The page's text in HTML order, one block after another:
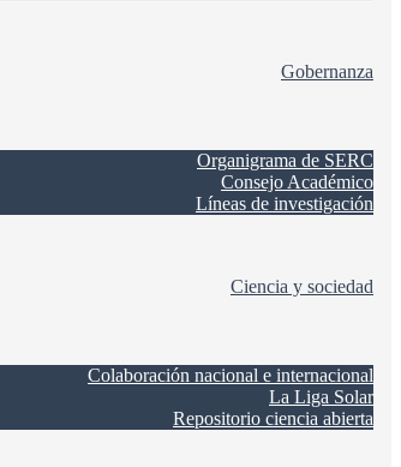
Gobernanza
Organigrama de SERC
Consejo Académico
Líneas de investigación
Ciencia y sociedad
Colaboración nacional e internacional
La Liga Solar
Repositorio ciencia abierta